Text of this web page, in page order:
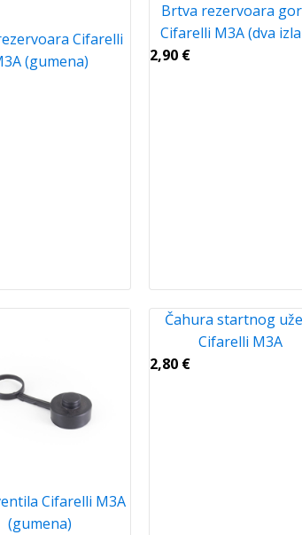
Cifarelli
(gumena)
Brtva rezervoara
Cifarelli M3A (dva
2,90 €
Cifarelli M3A
(gumena)
Čahura startnog
Cifarelli M3A
2,80 €